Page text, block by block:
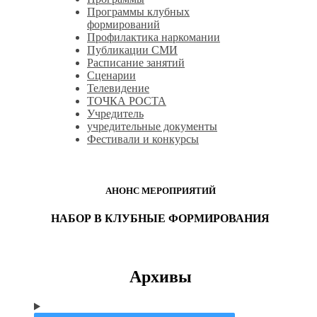
Программы клубных
формирований
Профилактика наркомании
Публикации СМИ
Расписание занятий
Сценарии
Телевидение
ТОЧКА РОСТА
Учредитель
учредительные документы
Фестивали и конкурсы
АНОНС МЕРОПРИЯТИЙ
НАБОР В КЛУБНЫЕ ФОРМИРОВАНИЯ
Архивы